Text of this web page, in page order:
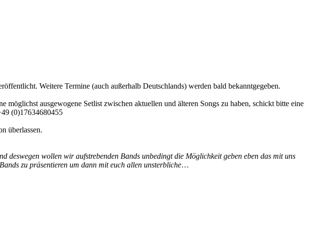
Weitere Termine (auch außerhalb Deutschlands) werden bald bekanntgegeben.
ausgewogene Setlist zwischen aktuellen und älteren Songs zu haben, schickt bitte eine
(0)17634680455
überlassen.
deswegen wollen wir aufstrebenden Bands unbedingt die Möglichkeit geben eben das mit uns
zu präsentieren um dann mit euch allen unsterbliche…